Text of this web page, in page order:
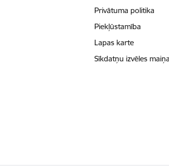
Privātuma politika
Piekļūstamība
Lapas karte
Sīkdatņu izvēles maiņa